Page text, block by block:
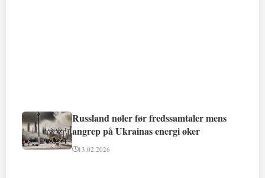
Russland nøler før fredssamtaler mens
angrep på Ukrainas energi øker
13.02.2026